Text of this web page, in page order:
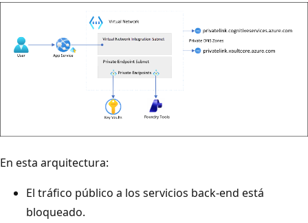
En esta arquitectura:
El tráfico público a los servicios back-end está
bloqueado.